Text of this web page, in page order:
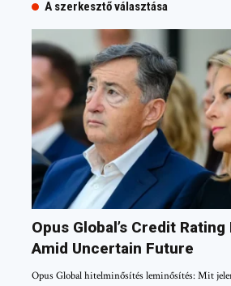
A szerkesztő választása
Opus Global’s Credit
Amid Uncertain Future
Opus Global hitelminősítés leminősítés: Mit